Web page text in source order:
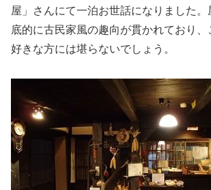
屋」さんにて一泊お世話になりました
底的に古民家風の趣向が貫かれており
好きな方には堪らないでしょう。